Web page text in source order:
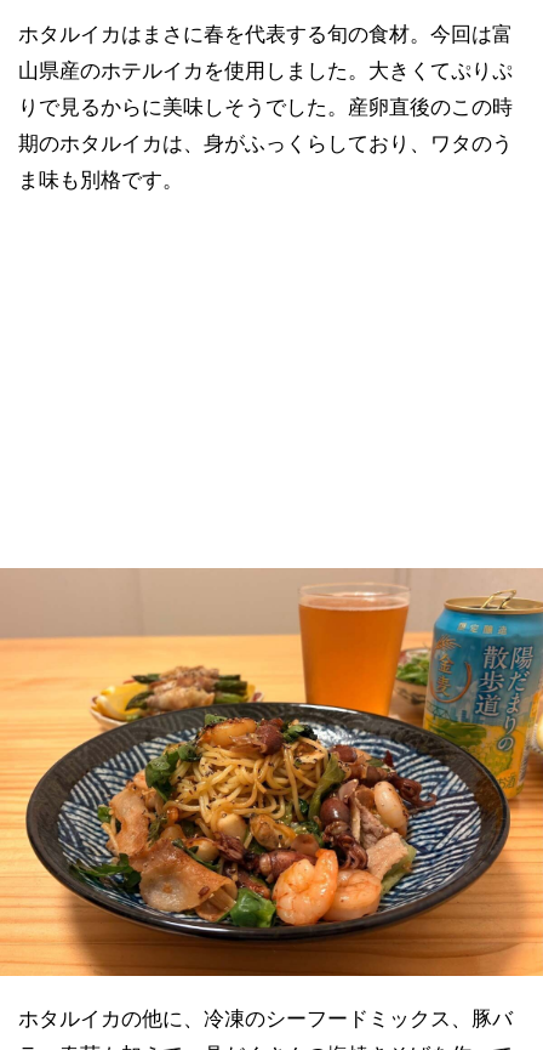
ホタルイカはまさに春を代表する旬の食材。今回は富
山県産のホテルイカを使用しました。大きくてぷりぷ
りで見るからに美味しそうでした。産卵直後のこの時
期のホタルイカは、身がふっくらしており、ワタのう
ま味も別格です。
ホタルイカの他に、冷凍のシーフードミックス、豚バ